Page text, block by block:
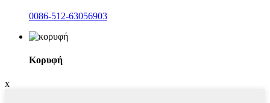
0086-512-63056903
Κορυφή
x